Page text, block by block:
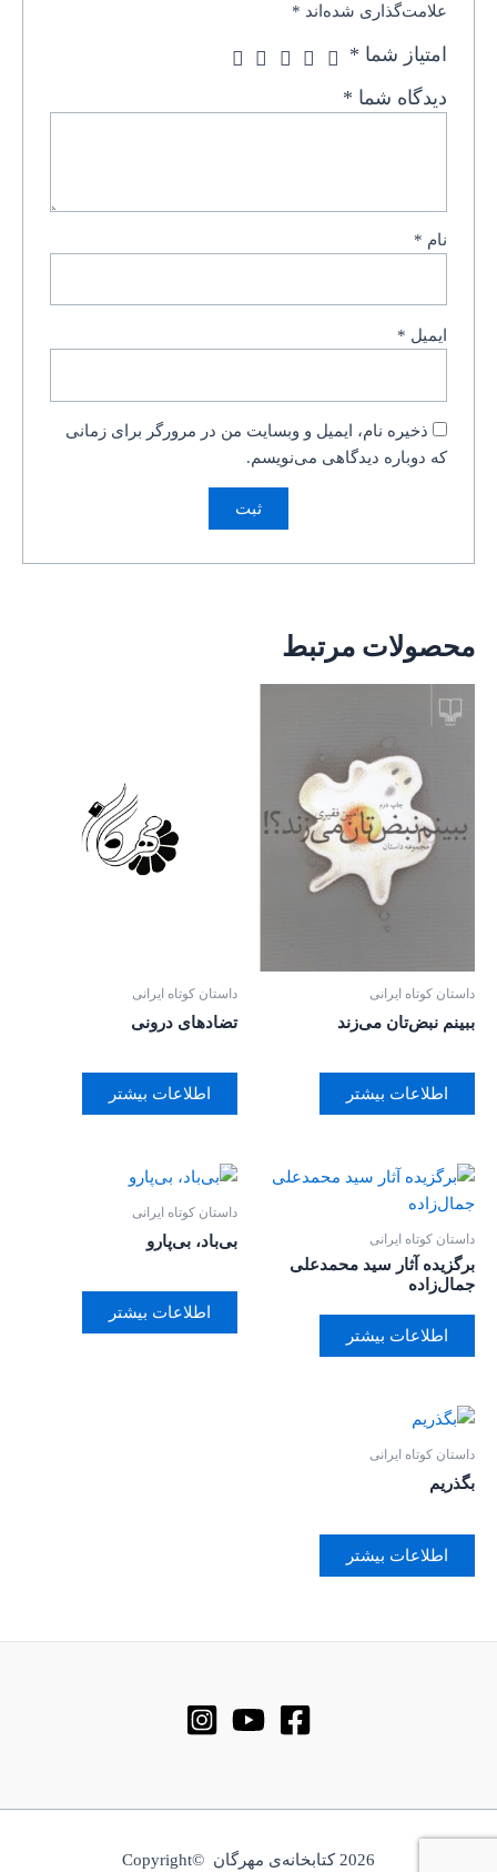
علامت‌گذاری شده‌اند *
امتیاز شما *
دیدگاه شما *
نام *
ایمیل *
ذخیره نام، ایمیل و وبسایت من در مرورگر برای زمانی
که دوباره دیدگاهی می‌نویسم.
محصولات مرتبط
داستان کوتاه ایرانی
ببینم نبض‌تان می‌زند
اطلاعات بیشتر
داستان کوتاه ایرانی
تضاد‌های درونی
اطلاعات بیشتر
داستان کوتاه ایرانی
برگزیده آثار سید محمد‌علی
جمال‌زاده
اطلاعات بیشتر
داستان کوتاه ایرانی
بی‌باد، بی‌پارو
اطلاعات بیشتر
داستان کوتاه ایرانی
بگذریم
اطلاعات بیشتر
2026 کتابخانه‌ی مهرگان ©Copyright